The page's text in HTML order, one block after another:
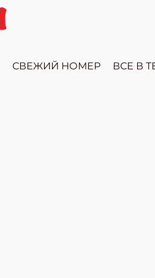
СВЕЖИЙ НОМЕР ВСЕ В